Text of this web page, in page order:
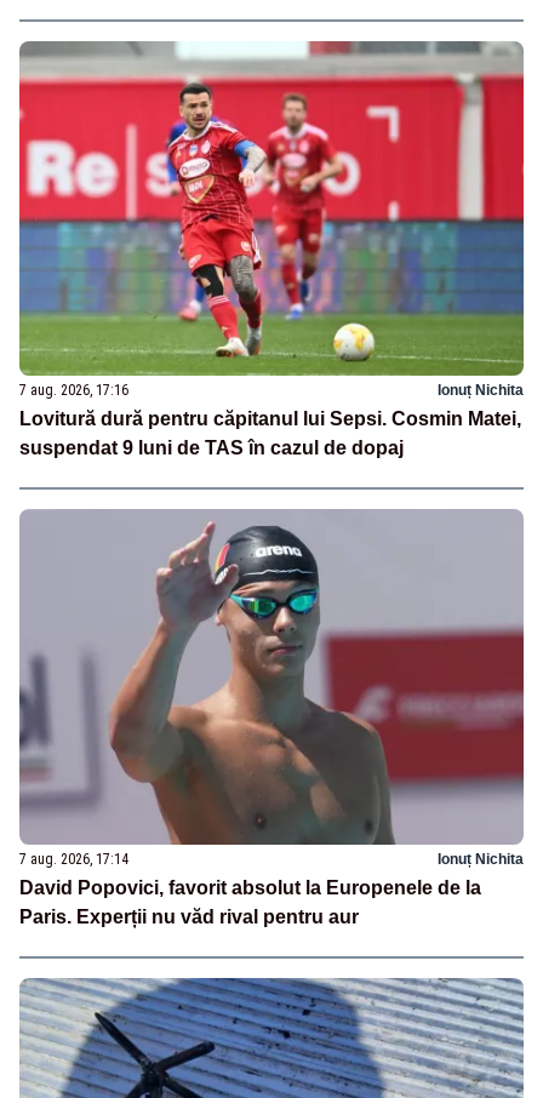
7 aug. 2026, 17:16 Ionuț Nichita
Lovitură dură pentru căpitanul lui Sepsi. Cosmin Matei,
suspendat 9 luni de TAS în cazul de dopaj
7 aug. 2026, 17:14 Ionuț Nichita
David Popovici, favorit absolut la Europenele de la
Paris. Experții nu văd rival pentru aur